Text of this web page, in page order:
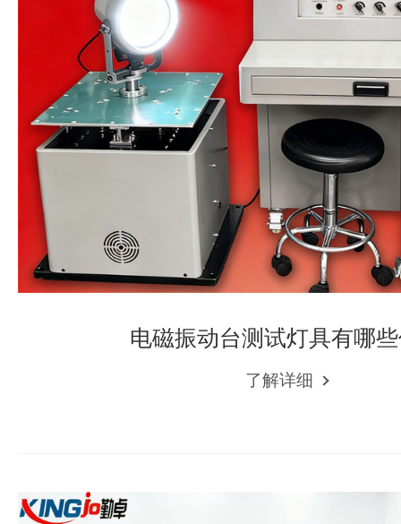
电磁振动台测试灯具有哪
了解详细